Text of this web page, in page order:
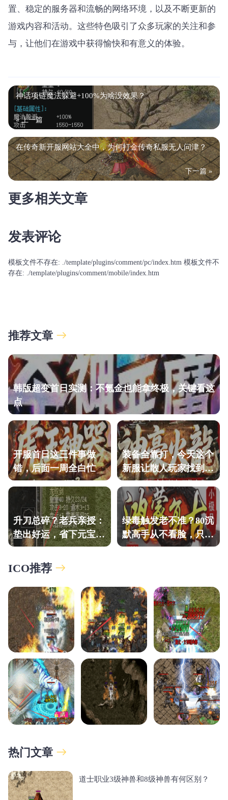
置、稳定的服务器和流畅的网络环境，以及不断更新的
游戏内容和活动。这些特色吸引了众多玩家的关注和参
与，让他们在游戏中获得愉快和有意义的体验。
神话项链魔法躲避+100%为啥没效果？
« 上一篇
在传奇新开服网站大全中，为何打金传奇私服无人问津？
下一篇 »
更多相关文章
发表评论
模板文件不存在: ./template/plugins/comment/pc/index.htm 模板文件不
存在: ./template/plugins/comment/mobile/index.htm
推荐文章
韩版超变首日实测：不氪金也能拿终极，关键看这
点
开服首日这三件事做
错，后面一周全白忙
装备全靠打，今天这个
新服让散人玩家找到了
归宿感！
升刀总碎？老兵亲授：
垫出好运，省下元宝的
土城秘法
绿毒触发老不准？80沉
默高手从不看脸，只认
这套逻辑。
ICO推荐
热门文章
道士职业3级神兽和8级神兽有何区别？